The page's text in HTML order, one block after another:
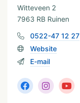
Witteveen 2
7963 RB Ruinen
0522-47 12 27
Website
E-mail